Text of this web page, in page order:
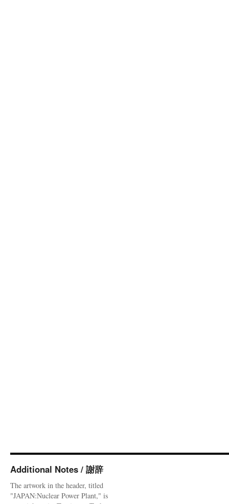
Additional Notes / 謝辞
The artwork in the header, titled
"JAPAN:Nuclear Power Plant," is